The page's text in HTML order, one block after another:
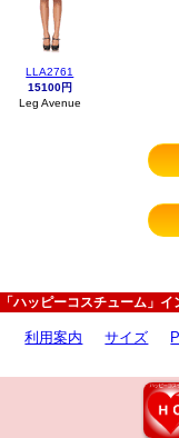
LLA2761
15100円
Leg Avenue
「ハッピーコスチューム」
利用案内 サイズ